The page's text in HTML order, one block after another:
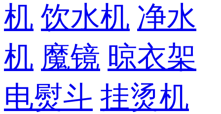
机 饮水机 净水
机 魔镜 晾衣架
电熨斗 挂烫机